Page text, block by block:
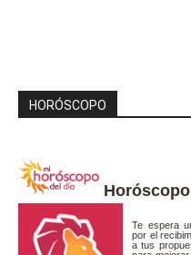
HORÓSCOPO
Horóscopo